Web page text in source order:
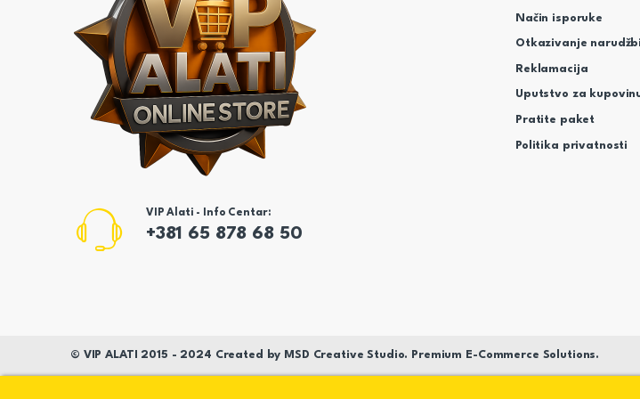
VIP Alati - Info Centar:
+381 65 878 68 50
Način isporuke
Otkazivanje
Reklamacija
Uputstvo za
Pratite paket
Politika privatnosti
© VIP ALATI 2015 - 2024 Created by MSD Creative Studio. Premium E-Commerce Solutions.